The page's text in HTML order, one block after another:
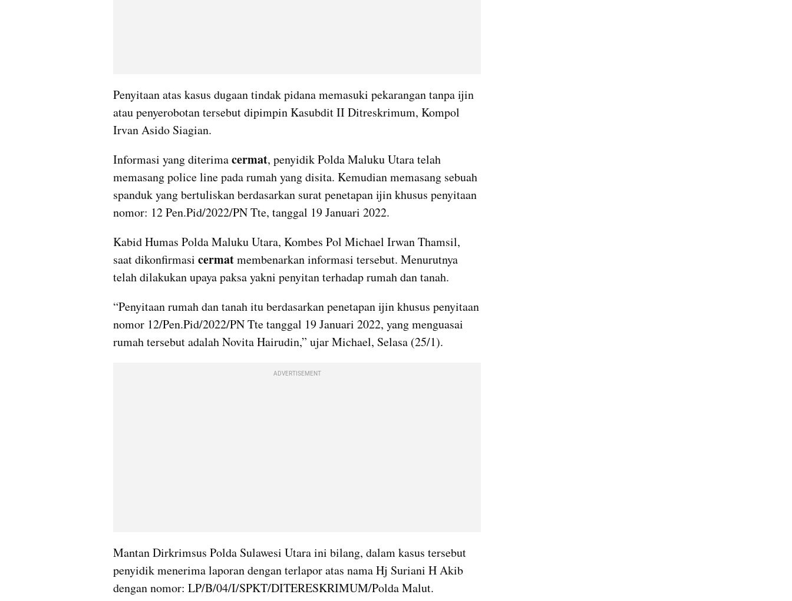
Penyitaan atas kasus dugaan tindak pidana memasuki pekarangan tanpa ijin
atau penyerobotan tersebut dipimpin Kasubdit II Ditreskrimum, Kompol
Irvan Asido Siagian.
Informasi yang diterima cermat, penyidik Polda Maluku Utara telah
memasang police line pada rumah yang disita. Kemudian memasang sebuah
spanduk yang bertuliskan berdasarkan surat penetapan ijin khusus penyitaan
nomor: 12 Pen.Pid/2022/PN Tte, tanggal 19 Januari 2022.
Kabid Humas Polda Maluku Utara, Kombes Pol Michael Irwan Thamsil,
saat dikonfirmasi cermat membenarkan informasi tersebut. Menurutnya
telah dilakukan upaya paksa yakni penyitan terhadap rumah dan tanah.
“Penyitaan rumah dan tanah itu berdasarkan penetapan ijin khusus penyitaan
nomor 12/Pen.Pid/2022/PN Tte tanggal 19 Januari 2022, yang menguasai
rumah tersebut adalah Novita Hairudin,” ujar Michael, Selasa (25/1).
ADVERTISEMENT
Mantan Dirkrimsus Polda Sulawesi Utara ini bilang, dalam kasus tersebut
penyidik menerima laporan dengan terlapor atas nama Hj Suriani H Akib
dengan nomor: LP/B/04/I/SPKT/DITERESKRIMUM/Polda Malut.